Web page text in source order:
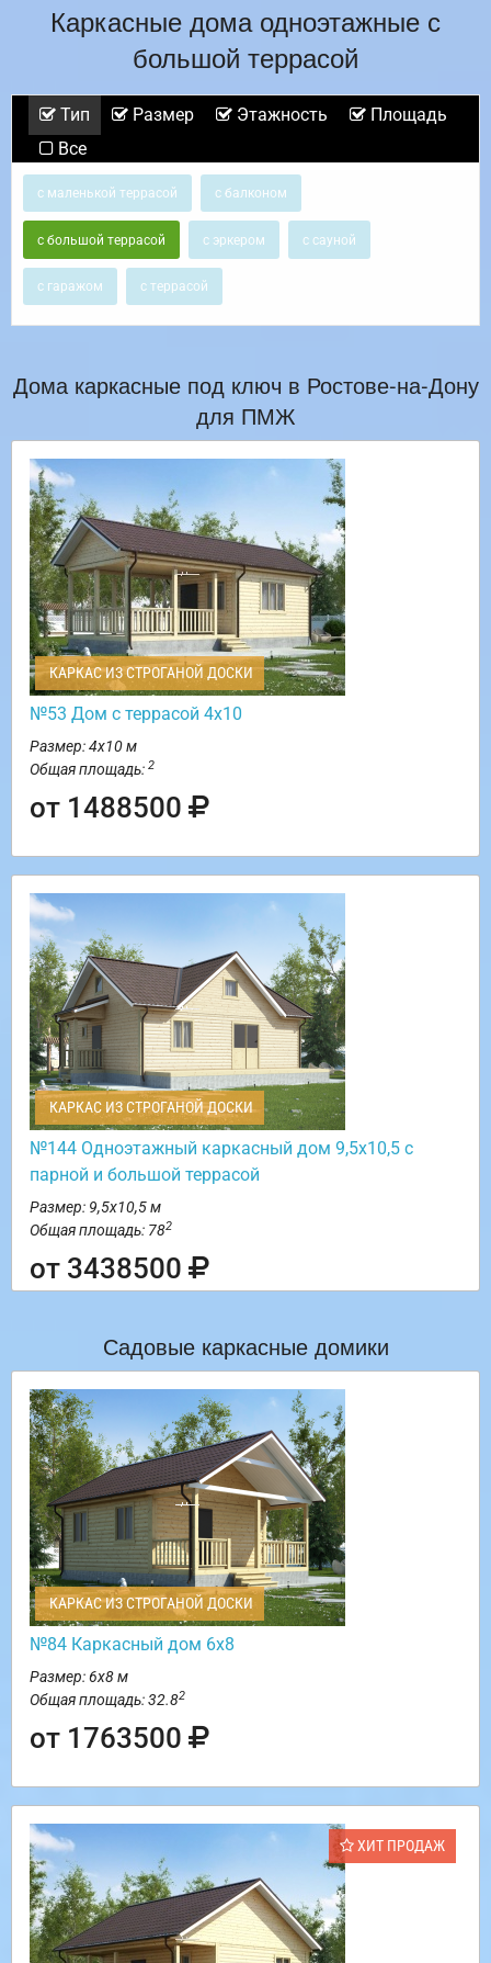
Каркасные дома одноэтажные с
большой террасой
Тип Размер Этажность
Площадь
Все
с маленькой террасой с балконом
с большой террасой с эркером с сауной
с гаражом с террасой
Дома каркасные под ключ в Ростове-на-Дону
для ПМЖ
КАРКАС ИЗ СТРОГАНОЙ ДОСКИ
№53 Дом с террасой 4х10
Размер: 4х10 м
Общая площадь: 2
от 1488500
КАРКАС ИЗ СТРОГАНОЙ ДОСКИ
№144 Одноэтажный каркасный дом 9,5х10,5 с
парной и большой террасой
Размер: 9,5х10,5 м
Общая площадь: 782
от 3438500
Садовые каркасные домики
КАРКАС ИЗ СТРОГАНОЙ ДОСКИ
№84 Каркасный дом 6х8
Размер: 6х8 м
Общая площадь: 32.82
от 1763500
ХИТ ПРОДАЖ